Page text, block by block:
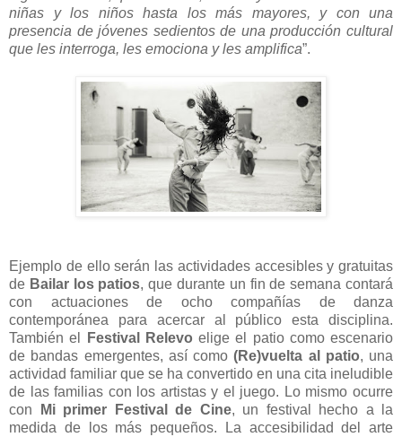
niñas y los niños hasta los más mayores, y con una
presencia de jóvenes sedientos de una producción cultural
que les interroga, les emociona y les amplifica”.
Ejemplo de ello serán las actividades accesibles y gratuitas
de Bailar los patios, que durante un fin de semana contará
con actuaciones de ocho compañías de danza
contemporánea para acercar al público esta disciplina.
También el
Festival Relevo elige el patio como escenario
de bandas emergentes, así como(Re)vuelta al patio, una
actividad familiar que se ha convertido en una cita ineludible
de las familias con los artistas y el juego. Lo mismo ocurre
con
Mi primer Festival de Cine, un festival hecho a la
medida de los más pequeños. La accesibilidad del arte